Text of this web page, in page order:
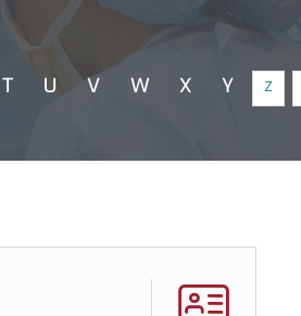
T U V W X Y Z